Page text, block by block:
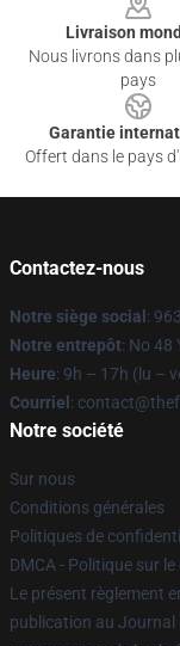
Livraison
Nous livrons dans
pays
Garantie
Offert dans le pays
Contactez-nous
Notre siège social :
Notre entrepôt: No 48
Heure: 9h – 17h (lu –
Courriel :
Notre société
Sur nous
Conditions générales
Politiques de
DMCA - Politique sur
Le présent règlement
publication au Journal